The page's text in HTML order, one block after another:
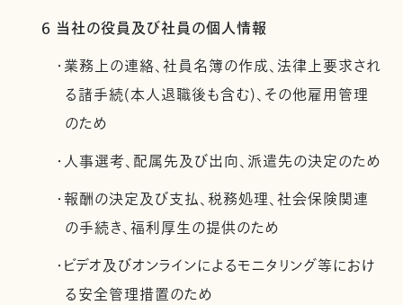
6 当社の役員及び社員の個人情報
・業務上の連絡、社員名簿の作成、法律上要求され
る諸手続(本人退職後も含む)、その他雇用管理
のため
・人事選考、配属先及び出向、派遣先の決定のため
・報酬の決定及び支払、税務処理、社会保険関連
の手続き、福利厚生の提供のため
・ビデオ及びオンラインによるモニタリング等におけ
る安全管理措置のため